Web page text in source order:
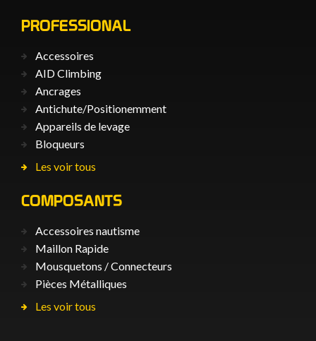
PROFESSIONAL
Accessoires
AID Climbing
Ancrages
Antichute/Positionemment
Appareils de levage
Bloqueurs
Les voir tous
COMPOSANTS
Accessoires nautisme
Maillon Rapide
Mousquetons / Connecteurs
Pièces Métalliques
Les voir tous